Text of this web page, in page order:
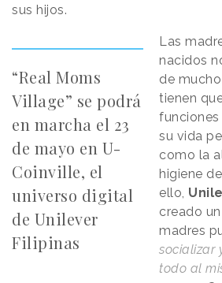
sus hijos.
“Real Moms
Village” se podrá
en marcha el 23
de mayo en U-
Coinville, el
universo digital
de Unilever
Filipinas
Las
nacidos
de
tienen
su vida
como la
higiene
ello,
creado
madres
socializar
todo al